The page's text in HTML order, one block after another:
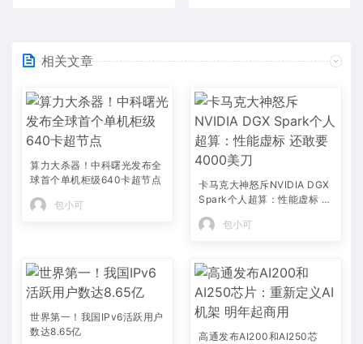
相关文章
算力大杀器！中科曙光发布全
球首个单机柜级640卡超节点
包小可
卡马克大神怒斥NVIDIA DGX
Spark个人超算：性能虚标 还
敢要4000美刀
包小可
世界第一！我国IPv6活跃用户
数达8.65亿
高通发布AI200和AI250芯